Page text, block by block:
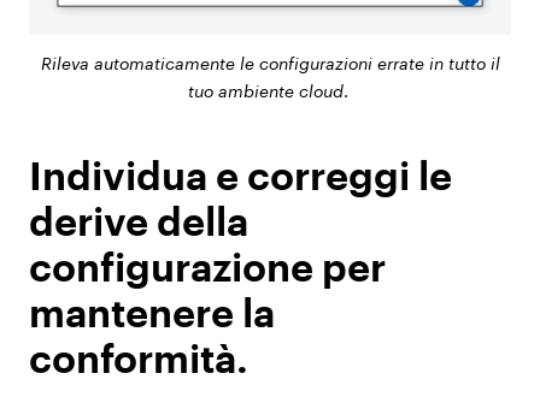
Rileva automaticamente le configurazioni errate in tutto il
tuo ambiente cloud.
Individua e correggi le
derive della
configurazione per
mantenere la
conformità.